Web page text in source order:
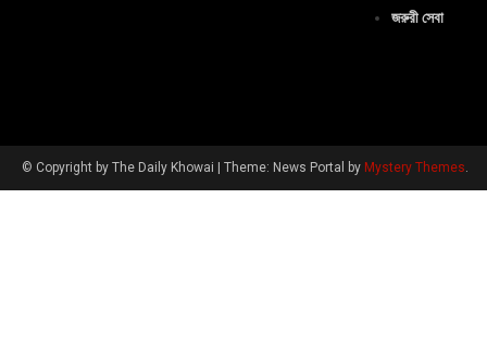
জরুরী সেবা
© Copyright by The Daily Khowai | Theme: News Portal by Mystery Themes